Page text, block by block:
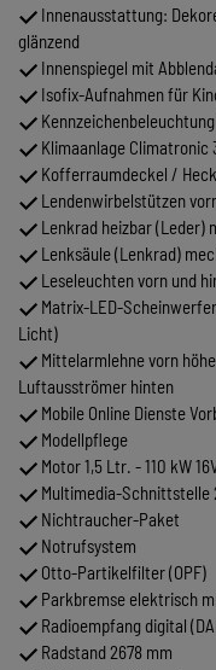
Innenausstattung:
glänzend
Innenspiegel mit
Isofix-Aufnahmen für
Klimaanlage Climatronic
Kofferraumdeckel /
Lendenwirbelstützen
Lenkrad heizbar
Lenksäule (Lenkrad)
Leseleuchten vorn und
Matrix-LED-
Licht)
Mittelarmlehne vorn
Luftausströmer hinten
Mobile Online Dienste
Modellpflege
Motor 1,5 Ltr. - 110 kW
Multimedia-Schnittstelle
Nichtraucher-Paket
Notrufsystem
Otto-Partikelfilter (OPF)
Parkbremse elektrisch
Radioempfang digital
Radstand 2678 mm